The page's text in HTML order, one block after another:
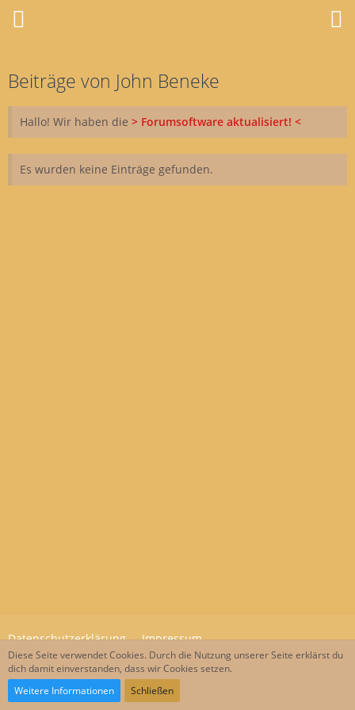
Beiträge von John Beneke
Hallo! Wir haben die > Forumsoftware aktualisiert! <
Es wurden keine Einträge gefunden.
Datenschutzerklärung Impressum
Community-Software:
Diese Seite verwendet Cookies. Durch die Nutzung unserer Seite erklärst du
dich damit einverstanden, dass wir Cookies setzen.
Weitere Informationen
Schließen